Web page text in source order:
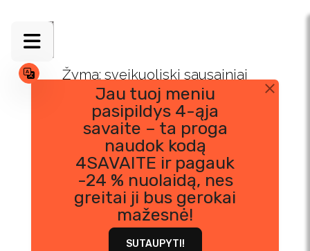
content
Jau tuoj meniu
pasipildys 4-ąja
savaite – ta proga
naudok kodą
4SAVAITE ir pagauk
-24 % nuolaidą, nes
greitai ji bus gerokai
mažesnė!
SUTAUPYTI!
Žyma: sveikuoliski sausainiai